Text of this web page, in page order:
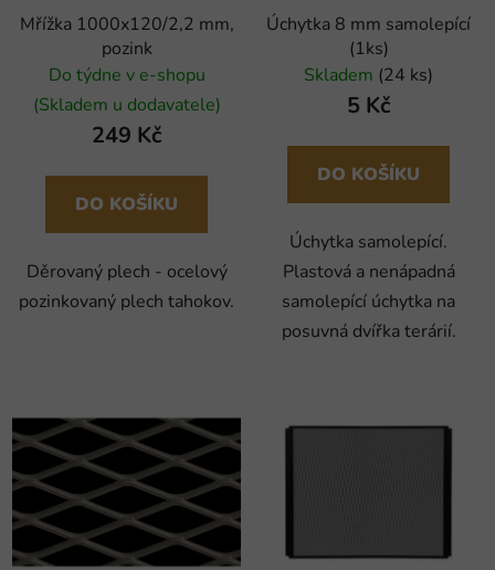
Mřížka 1000x120/2,2 mm,
pozink
Do týdne v e-shopu
(Skladem u dodavatele)
249 Kč
DO KOŠÍKU
Děrovaný plech - ocelový
pozinkovaný plech tahokov.
Úchytka 8 mm samolepící
(1ks)
Skladem (24 ks)
5 Kč
DO KOŠÍKU
Úchytka samolepící.
Plastová a nenápadná
samolepící úchytka na
posuvná dvířka terárií.